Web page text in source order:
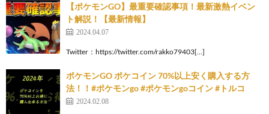
【ポケモンGO】最重要確認事項！最新激熱イベン
ト解説！【最新情報】
2024.04.07
Twitter：https://twitter.com/rakko79403[…]
ポケモンGO ポケコイン 70%以上安く購入する方
法！！#ポケモンgo #ポケモンgoコイン #トルコ
2024.02.08